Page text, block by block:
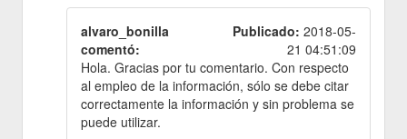
alvaro_bonilla
comentó:
Publicado: 2018-05-
21 04:51:09
Hola. Gracias por tu comentario. Con respecto
al empleo de la información, sólo se debe citar
correctamente la información y sin problema se
puede utilizar.